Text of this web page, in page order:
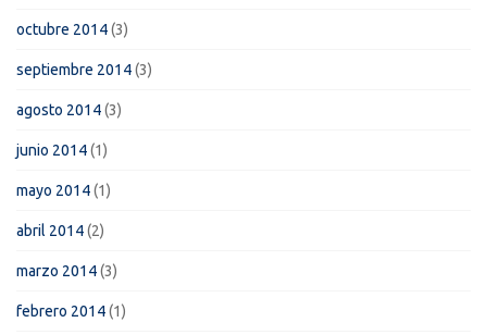
octubre 2014(3)
septiembre 2014(3)
agosto 2014(3)
junio 2014(1)
mayo 2014(1)
abril 2014(2)
marzo 2014(3)
febrero 2014(1)